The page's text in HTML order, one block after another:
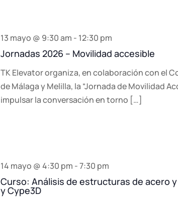
Jornadas 2026 – Movilidad accesible
13 mayo @ 9:30 am - 12:30 pm
TK Elevator organiza, en colaboración con el
de Málaga y Melilla, la “Jornada de Movilidad
impulsar la conversación en torno […]
Curso: Análisis de estructuras de acero
y Cype3D
14 mayo @ 4:30 pm -7:30 pm